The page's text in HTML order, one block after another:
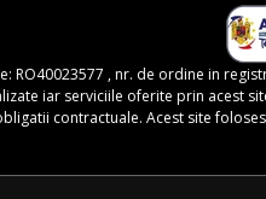
RO40023577 , nr. de ordine in
iar serviciile oferite prin acest
contractuale. Acest site